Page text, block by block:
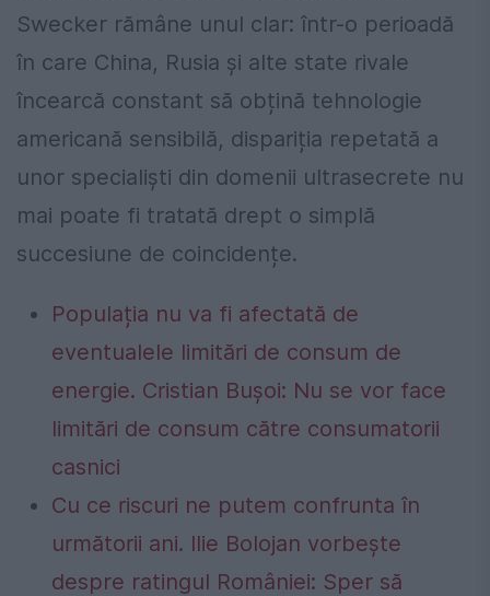
Swecker rămâne unul clar: într-o perioadă
în care China, Rusia și alte state rivale
încearcă constant să obțină tehnologie
americană sensibilă, dispariția repetată a
unor specialiști din domenii ultrasecrete nu
mai poate fi tratată drept o simplă
succesiune de coincidențe.
Populația nu va fi afectată de
eventualele limitări de consum de
energie. Cristian Bușoi: Nu se vor face
limitări de consum către consumatorii
casnici
Cu ce riscuri ne putem confrunta în
următorii ani. Ilie Bolojan vorbește
despre ratingul României: Sper să